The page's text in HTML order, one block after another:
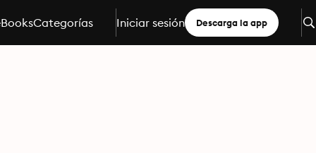
Categorías Iniciar sesión Descarga la app